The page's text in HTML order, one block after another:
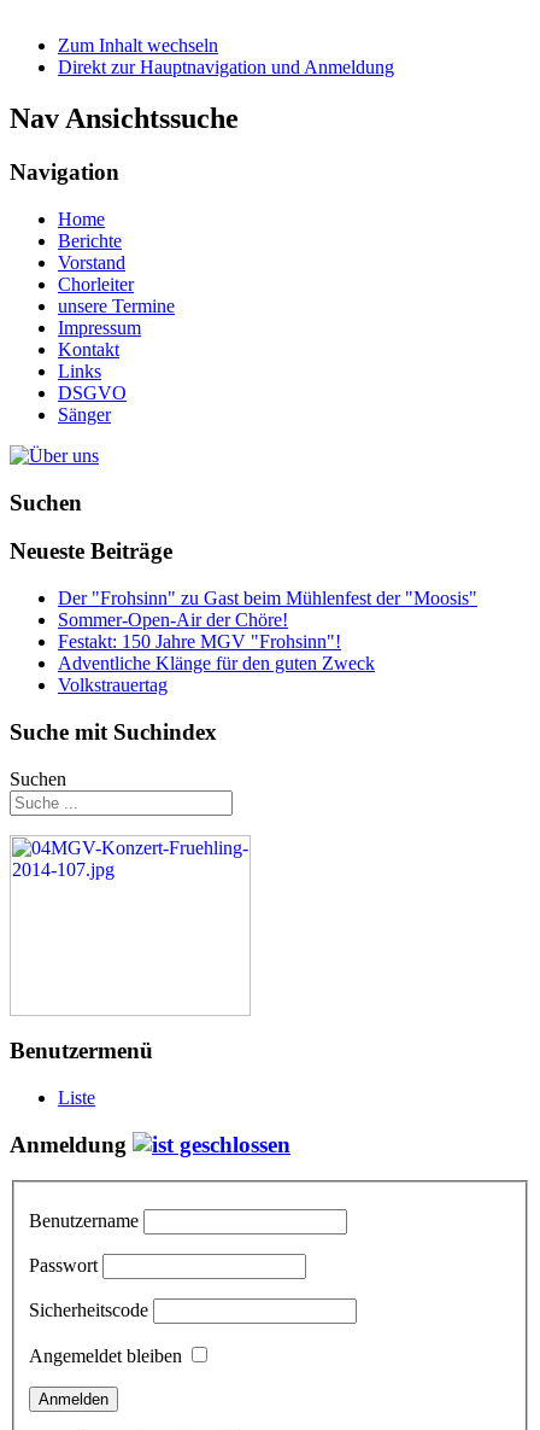
Zum Inhalt wechseln
Direkt zur Hauptnavigation und Anmeldung
Nav Ansichtssuche
Navigation
Home
Berichte
Vorstand
Chorleiter
unsere Termine
Impressum
Kontakt
Links
DSGVO
Sänger
Suchen
Neueste Beiträge
Der "Frohsinn" zu Gast beim Mühlenfest der "Moosis"
Sommer-Open-Air der Chöre!
Festakt: 150 Jahre MGV "Frohsinn"!
Adventliche Klänge für den guten Zweck
Volkstrauertag
Suche mit Suchindex
Suchen
Benutzermenü
Liste
Anmeldung
Benutzername
Passwort
Sicherheitscode
Angemeldet bleiben